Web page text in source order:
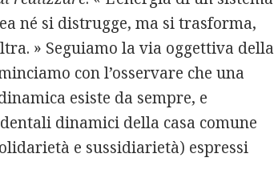
né si distrugge, ma si trasforma,
» Seguiamo la via oggettiva della
con l’osservare che una
esiste da sempre, e
dinamici della casa comune
e sussidiarietà) espressi